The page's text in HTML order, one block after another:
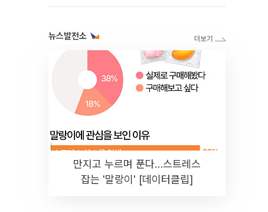
뉴스발전소
만지고 누르며 푼다…스트레스
잡는 '말랑이' [데이터클립]